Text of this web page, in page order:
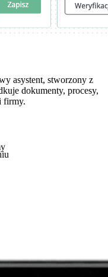
asystent, stworzony z
dokumenty, procesy,
firmy.